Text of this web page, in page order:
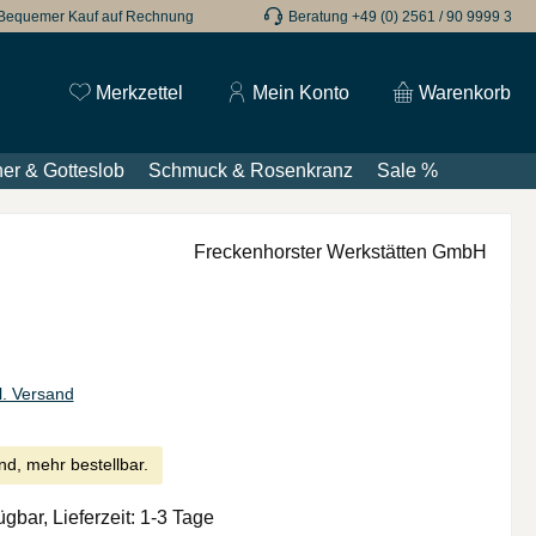
Kauf auf Rechnung Beratung +49 (0) 2561 / 90 9999 3
Merkzettel Du hast 0 Produkte auf dem Merkzettel
Mein Konto Warenkorb
& Gotteslob Schmuck & Rosenkranz Sale %
Freckenhorster Werkstätten GmbH
Versand
mehr bestellbar.
Lieferzeit: 1-3 Tage